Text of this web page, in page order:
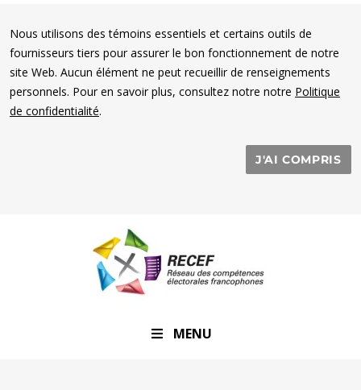
Nous utilisons des témoins essentiels et certains outils de
fournisseurs tiers pour assurer le bon fonctionnement de notre
site Web. Aucun élément ne peut recueillir de renseignements
personnels. Pour en savoir plus, consultez notre notre Politique
de confidentialité.
J'AI COMPRIS
MENU